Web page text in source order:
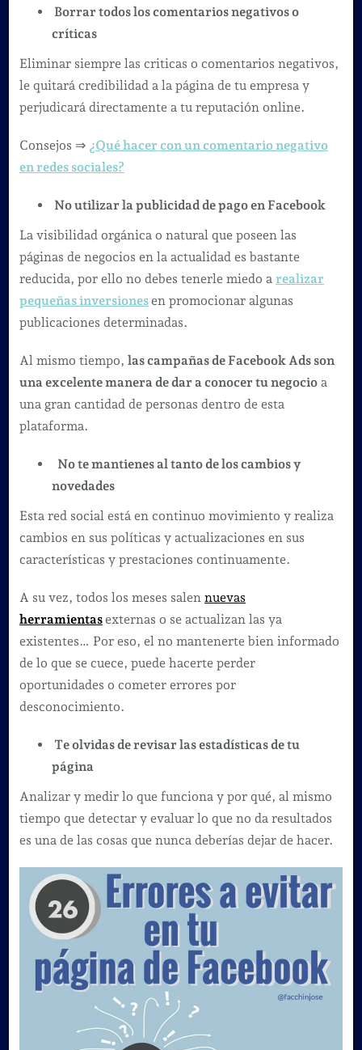
Borrar todos los comentarios negativos o
críticas
Eliminar siempre las criticas o comentarios negativos,
le quitará credibilidad a la página de tu empresa y
perjudicará directamente a tu reputación online.
Consejos ⇒ ¿Qué hacer con un comentario negativo
en redes sociales?
No utilizar la publicidad de pago en Facebook
La visibilidad orgánica o natural que poseen las
páginas de negocios en la actualidad es bastante
reducida, por ello no debes tenerle miedo a realizar
pequeñas inversionesen promocionar algunas
publicaciones determinadas.
Al mismo tiempo, las campañas de Facebook Ads son
una excelente manera de dar a conocer tu negocioa
una gran cantidad de personas dentro de esta
plataforma.
No te mantienes al tanto de los cambios y
novedades
Esta red social está en continuo movimiento y realiza
cambios en sus políticas y actualizaciones en sus
características y prestaciones continuamente.
A su vez, todos los meses salen nuevas
herramientasexternas o se actualizan las ya
existentes… Por eso, el no mantenerte bien informado
de lo que se cuece, puede hacerte perder
oportunidades o cometer errores por
desconocimiento.
Te olvidas de revisar las estadísticas de tu
página
Analizar y medir lo que funciona y por qué, al mismo
tiempo que detectar y evaluar lo que no da resultados
es una de las cosas que nunca deberías dejar de hacer.